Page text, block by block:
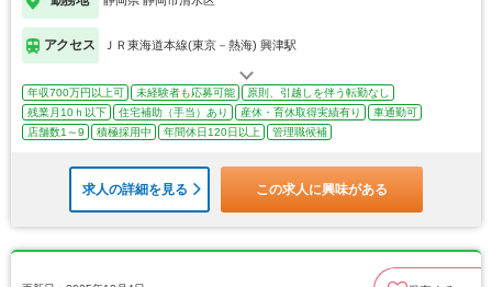
アクセス ＪＲ東海道本線(東京－熱海) 興津駅
年収700万円以上可 未経験者も応募可能
原則、引越しを伴う転勤なし
残業月10ｈ以下
住宅補助（手当）あり 産休・育休取得実績有り
車通勤可
店舗数1～9
積極採用中 年間休日120日以上 管理職候補
求人の詳細を見る この求人に興味がある